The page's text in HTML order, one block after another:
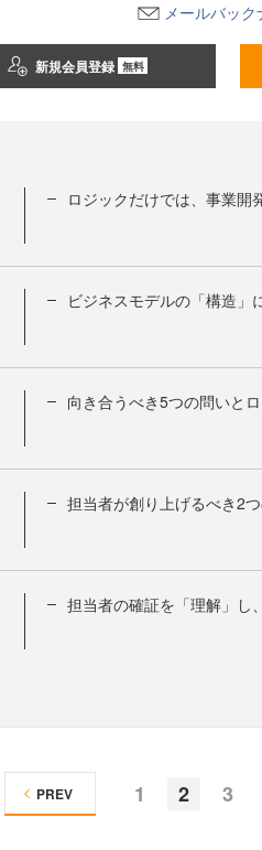
メールバック
新規会員登録 無料
ロジックだけでは、事業開
ビジネスモデルの「構造」
向き合うべき5つの問いと
担当者が創り上げるべき2
担当者の確証を「理解」し
1 2 3
PREV